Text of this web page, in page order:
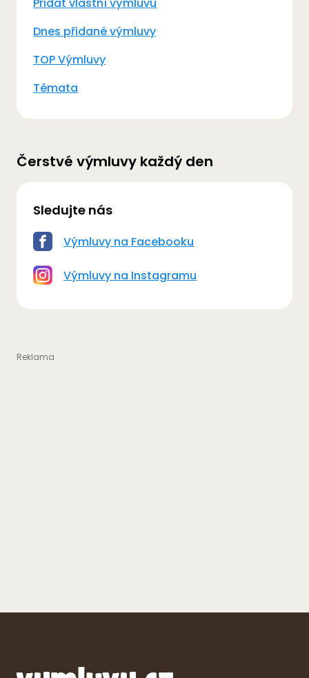
Přidat vlastní výmluvu
Dnes přidané výmluvy
TOP Výmluvy
Témata
Čerstvé výmluvy každý den
Sledujte nás
Výmluvy na Facebooku
Výmluvy na Instagramu